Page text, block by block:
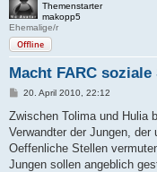
Themenstarter
makopp5
Ehemalige/r
Offline
Macht FARC
B
i
r
a
20. April 2010, 22:12
Zwischen Tolima und Hulia
Verwandter der Jungen, der
Oeffenliche Stellen
Jungen sollen angeblich